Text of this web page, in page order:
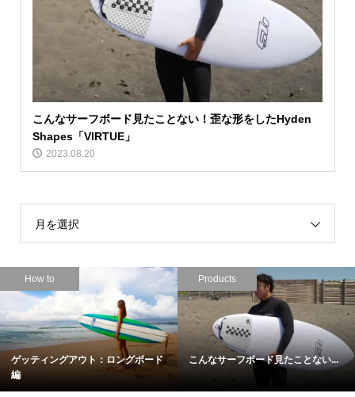
こんなサーフボード見たことない！歪な形をしたHyden
Shapes「VIRTUE」
2023.08.20
月を選択
How to
ゲッティングアウト：ロングボード
編
Products
こんなサーフボード見たことない...